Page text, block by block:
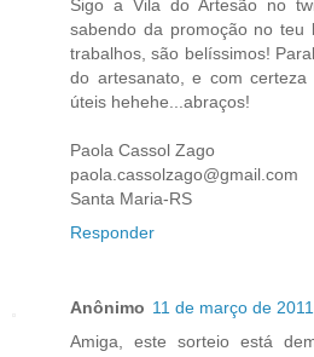
Sigo a Vila do Artesão no
sabendo da promoção no teu
trabalhos, são belíssimos!
do artesanato, e com
úteis hehehe...abraços!
Paola Cassol Zago
paola.cassolzago@gmail.com
Santa Maria-RS
Responder
Anônimo 11 de março de
Amiga, este sorteio está